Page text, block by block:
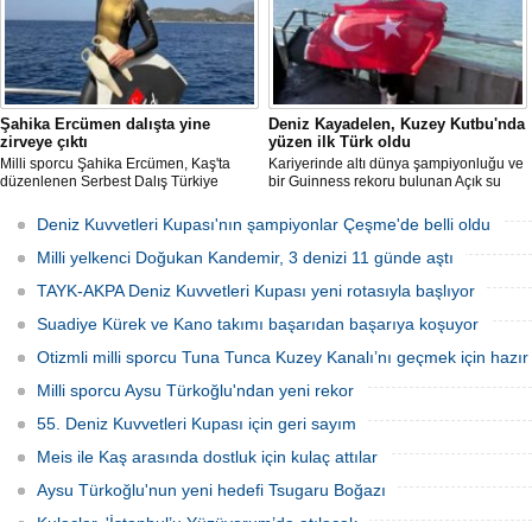
Şahika Ercümen dalışta yine
zirveye çıktı
Milli sporcu Şahika Ercümen, Kaş'ta
düzenlenen Serbest Dalış Türkiye
kategorisinde 68 metre dalış yaparak
şampiyon oldu.
Deniz Kayadelen, Kuzey Kutbu'nda
yüzen ilk Türk oldu
Kariyerinde altı dünya şampiyonluğu ve
bir Guinness rekoru bulunan Açık su
sıcaklıktaki Arktik sularda 1200 metre
yüzerek Kuzey Kutbu'nda yüzen ilk Türk
oldu.
Deniz Kuvvetleri Kupası'nın şampiyonlar Çeşme'de belli oldu
Milli yelkenci Doğukan Kandemir, 3 denizi 11 günde aştı
TAYK-AKPA Deniz Kuvvetleri Kupası yeni rotasıyla başlıyor
Suadiye Kürek ve Kano takımı başarıdan başarıya koşuyor
Otizmli milli sporcu Tuna Tunca Kuzey Kanalı’nı geçmek için hazır
Milli sporcu Aysu Türkoğlu'ndan yeni rekor
55. Deniz Kuvvetleri Kupası için geri sayım
Meis ile Kaş arasında dostluk için kulaç attılar
Aysu Türkoğlu'nun yeni hedefi Tsugaru Boğazı